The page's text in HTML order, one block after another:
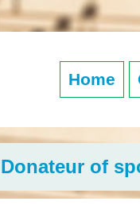
Home
Donateur of